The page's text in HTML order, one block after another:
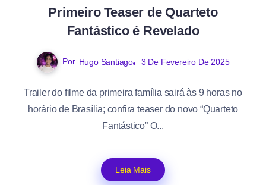
Primeiro Teaser de Quarteto
Fantástico é Revelado
Por Hugo Santiago 3 De Fevereiro De 2025
Trailer do filme da primeira família sairá às 9 horas no
horário de Brasília; confira teaser do novo “Quarteto
Fantástico” O...
Leia Mais